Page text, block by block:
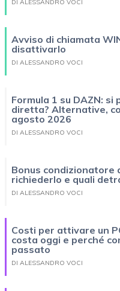
DI ALESSANDRO VOCI
Avviso di chiamata
disattivarlo
DI ALESSANDRO VOCI
Formula 1 su DAZN: si
diretta? Alternative,
agosto 2026
DI ALESSANDRO VOCI
Bonus condizionatore
richiederlo e quali
DI ALESSANDRO VOCI
Costi per attivare un
costa oggi e perché
passato
DI ALESSANDRO VOCI